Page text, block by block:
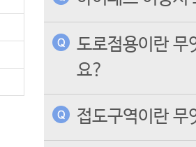
도로점용이란 무
요?
접도구역이란 무